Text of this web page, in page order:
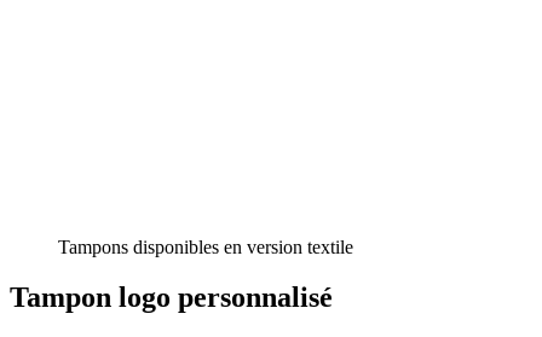
Tampons disponibles en version textile
Tampon logo personnalisé